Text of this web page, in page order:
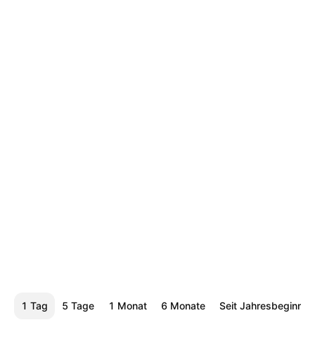
1 Tag 5 Tage 1 Monat 6 Monate Seit Jahresbeginn